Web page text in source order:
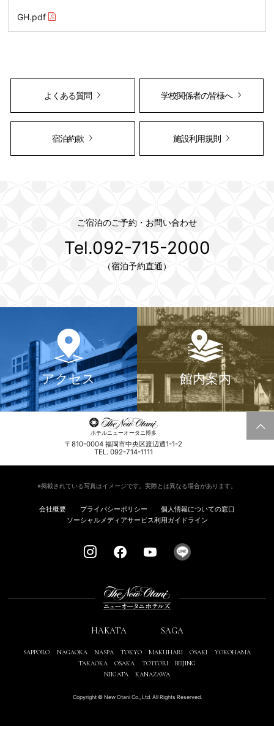
GH.pdf
よくある質問 学校関係者の皆様へ
宿泊約款 施設利用規則
ご宿泊のご予約・お問い合わせ
Tel.092-715-2000
（宿泊予約直通）
アクセス 館内案内
ホテルニューオータニ博多
〒810-0004 福岡市中央区渡辺通1-1-2
TEL. 092-714-1111
※掲載されている写真はイメージです。実際とは異なる場合があります。
会社概要 プライバシーポリシー
個人情報についての窓口
ソーシャルメディアサービス利用ガイドライン
HAKATA SAGA
SAPPORO NAGAOKA NASPA TOKYO MAKUHARI OSAKI
YOKOHAMA
TAKAOKA
OSAKA TOTTORI
BEIJING
NIIGATA
KANAZAWA
Copyright © New Otani Co., Ltd. All Rights Reserved.